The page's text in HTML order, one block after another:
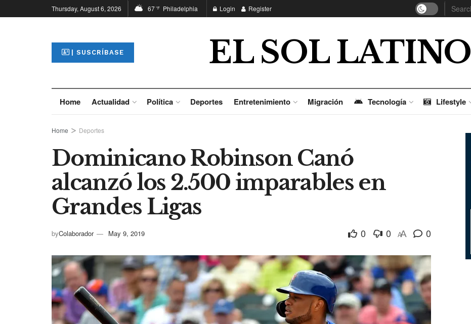
Thursday, August 6, 2026 67°F Philadelphia Login Register
| SUSCRÍBASE EL SOL LATINO
Home Actualidad Política Deportes Entretenimiento Migración Tecnología Lifestyle
Home Deportes
Dominicano Robinson Canó
alcanzó los 2.500 imparables en
Grandes Ligas
byColaborador May 9, 2019 0 0 AA 0